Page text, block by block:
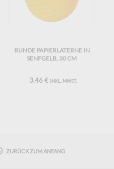
RUNDE PAPIERLATERNE IN
SENFGELB, 30 CM
3,46 € INKL. MWST.
ZURÜCK ZUM ANFANG